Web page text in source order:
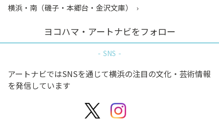
横浜・南（磯子・本郷台・金沢文庫）
ヨコハマ・アートナビをフォロー
SNS
アートナビではSNSを通じて横浜の注目の文化・芸術情報
を発信しています